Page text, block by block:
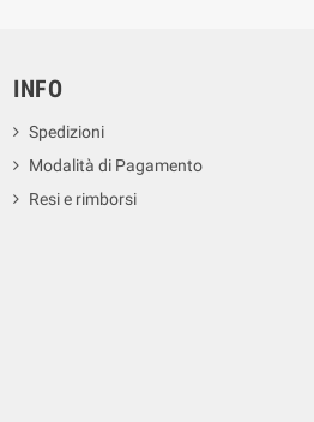
INFO
Spedizioni
Modalità di Pagamento
Resi e rimborsi